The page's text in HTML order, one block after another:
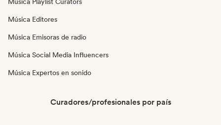
Música Editores
Música Emisoras de radio
Música Social Media Influencers
Música Expertos en sonido
Curadores/profesionales por país